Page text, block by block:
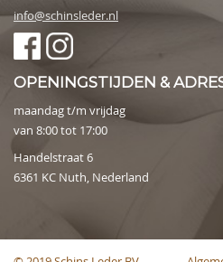
info@schinsleder.nl
OPENINGSTIJDEN &
maandag t/m vrijdag
van 8:00 tot 17:00
Handelstraat 6
6361 KC Nuth, Nederland